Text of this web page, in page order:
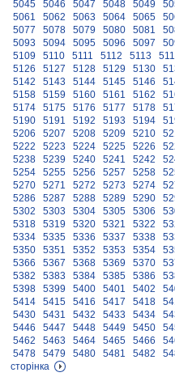
5045 5046 5047 5048 5049
5061
5062 5063 5064 5065
5077
5078 5079 5080 5081
5093
5094 5095 5096 5097
5109
5110 5111 5112 5113
5126
5127 5128 5129 5130
5142
5143 5144 5145 5146
5158
5159 5160 5161 5162
5174
5175 5176 5177 5178
5190
5191 5192 5193 5194
5206
5207 5208 5209 5210
5222
5223 5224 5225 5226
5238
5239 5240 5241 5242
5254
5255 5256 5257 5258
5270
5271 5272 5273 5274
5286
5287 5288 5289 5290
5302
5303 5304 5305 5306
5318
5319 5320 5321 5322
5334
5335 5336 5337 5338
5350
5351 5352 5353 5354
5366
5367 5368 5369 5370
5382
5383 5384 5385 5386
5398
5399 5400 5401 5402
5414
5415 5416 5417 5418
5430
5431 5432 5433 5434
5446
5447 5448 5449 5450
5462
5463 5464 5465 5466
5478
5479 5480 5481 5482
сторінка